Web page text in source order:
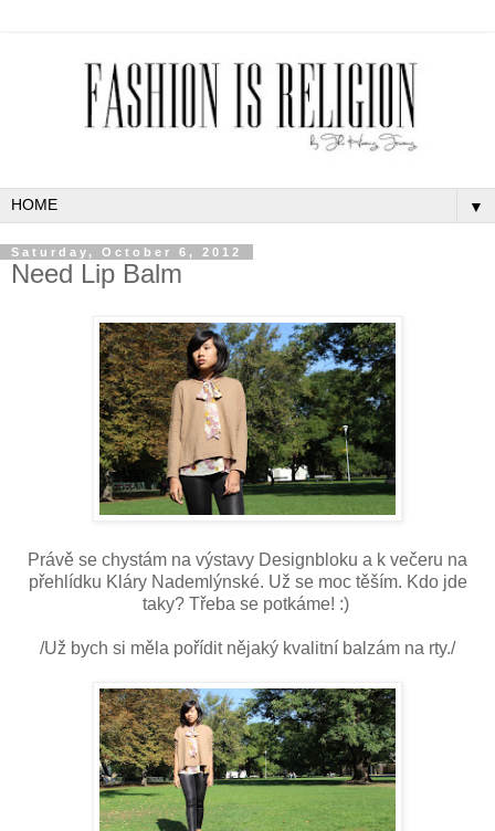
▼
Saturday, October 6, 2012
Need Lip Balm
Právě se chystám na výstavy Designbloku a k večeru na
přehlídku Kláry Nademlýnské. Už se moc těším. Kdo jde
taky? Třeba se potkáme! :)
/Už bych si měla pořídit nějaký kvalitní balzám na rty./